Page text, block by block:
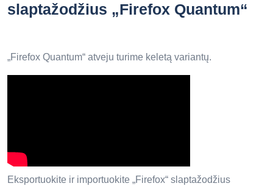
slaptažodžius „Firefox Quantum“
„Firefox Quantum“ atveju turime keletą variantų.
Eksportuokite ir importuokite „Firefox“ slaptažodžius